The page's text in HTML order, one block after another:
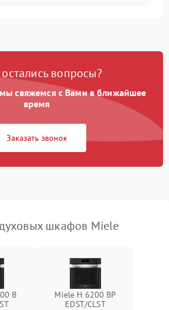
вопросы?
мы свяжемся с Вами в ближайшее
время
Заказать звонок
шкафов Miele
B
Miele H 6200 BP
EDST/CLST